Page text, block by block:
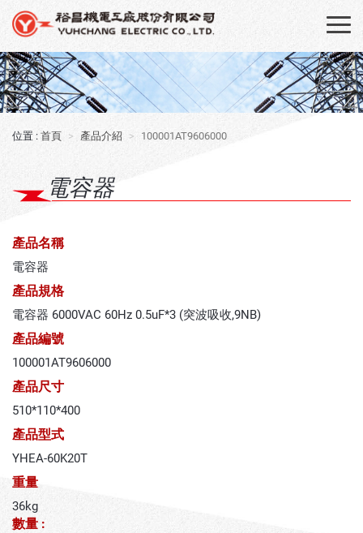
首頁 產品介紹 100001AT9606000
電容器
產品名稱
電容器
產品規格
電容器 6000VAC 60Hz 0.5uF*3 (突波吸收,9NB)
產品編號
100001AT9606000
產品尺寸
510*110*400
產品型式
YHEA-60K20T
重量
36kg
數量 :